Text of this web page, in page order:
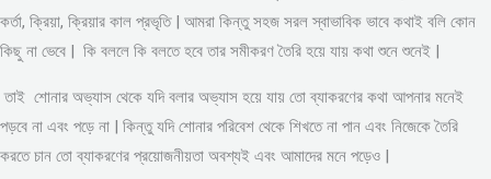
কর্তা, ক্রিয়া, ক্রিয়ার কাল প্রভৃতি | আমরা কিন্তু সহজ সরল স্বাভাবিক ভাবে কথাই বলি কোন
কিছু না ভেবে | কি বললে কি বলতে হবে তার সমীকরণ তৈরি হয়ে যায় কথা শুনে শুনেই |
তাই শোনার অভ্যাস থেকে যদি বলার অভ্যাস হয়ে যায় তো ব্যাকরণের কথা আপনার মনেই
পড়বে না এবং পড়ে না | কিন্তু যদি শোনার পরিবেশ থেকে শিখতে না পান এবং নিজেকে তৈরি
করতে চান তো ব্যাকরণের প্রয়োজনীয়তা অবশ্যই এবং আমাদের মনে পড়েও |